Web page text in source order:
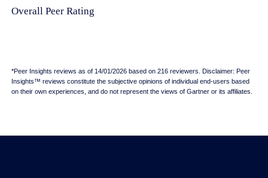
Overall Peer Rating
*Peer Insights reviews as of 14/01/2026 based on 216 reviewers. Disclaimer: Peer
Insights™ reviews constitute the subjective opinions of individual end-users based
on their own experiences, and do not represent the views of Gartner or its affiliates.